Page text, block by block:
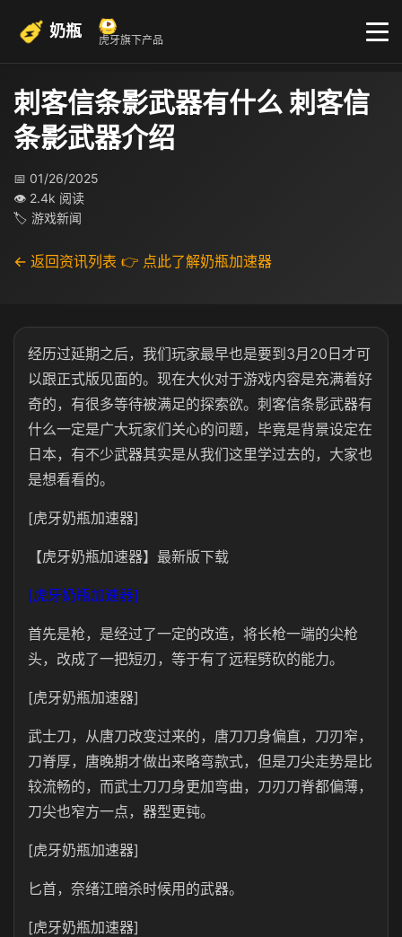
奶瓶 虎牙旗下产品
刺客信条影武器有什么 刺客信
条影武器介绍
📅 01/26/2025
👁 2.4k 阅读
🏷 游戏新闻
← 返回资讯列表 👉 点此了解奶瓶加速器
经历过延期之后，我们玩家最早也是要到3月20日才可
以跟正式版见面的。现在大伙对于游戏内容是充满着好
奇的，有很多等待被满足的探索欲。刺客信条影武器有
什么一定是广大玩家们关心的问题，毕竟是背景设定在
日本，有不少武器其实是从我们这里学过去的，大家也
是想看看的。
[虎牙奶瓶加速器]
【虎牙奶瓶加速器】最新版下载
[虎牙奶瓶加速器]
首先是枪，是经过了一定的改造，将长枪一端的尖枪
头，改成了一把短刃，等于有了远程劈砍的能力。
[虎牙奶瓶加速器]
武士刀，从唐刀改变过来的，唐刀刀身偏直，刀刃窄，
刀脊厚，唐晚期才做出来略弯款式，但是刀尖走势是比
较流畅的，而武士刀刀身更加弯曲，刀刃刀脊都偏薄，
刀尖也窄方一点，器型更钝。
[虎牙奶瓶加速器]
匕首，奈绪江暗杀时候用的武器。
[虎牙奶瓶加速器]